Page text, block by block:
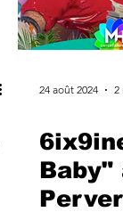
24 août 2024 2
Baby"